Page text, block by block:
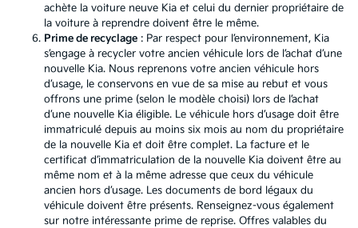
achète la voiture neuve Kia et celui du dernier propriétaire de
la voiture à reprendre doivent être le même.
Prime de recyclage : Par respect pour l’environnement, Kia
s’engage à recycler votre ancien véhicule lors de l’achat d’une
nouvelle Kia. Nous reprenons votre ancien véhicule hors
d’usage, le conservons en vue de sa mise au rebut et vous
offrons une prime (selon le modèle choisi) lors de l’achat
d’une nouvelle Kia éligible. Le véhicule hors d’usage doit être
immatriculé depuis au moins six mois au nom du propriétaire
de la nouvelle Kia et doit être complet. La facture et le
certificat d’immatriculation de la nouvelle Kia doivent être au
même nom et à la même adresse que ceux du véhicule
ancien hors d’usage. Les documents de bord légaux du
véhicule doivent être présents. Renseignez-vous également
sur notre intéressante prime de reprise. Offres valables du